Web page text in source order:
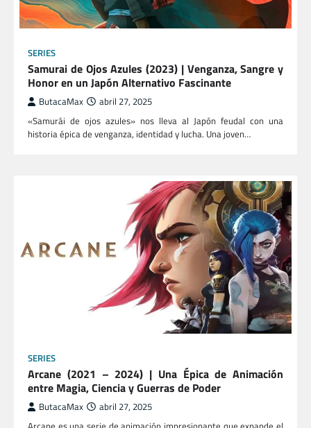
SERIES
Samurai de Ojos Azules (2023) | Venganza, Sangre y
Honor en un Japón Alternativo Fascinante
ButacaMax abril 27, 2025
«Samurái de ojos azules» nos lleva al Japón feudal con una
historia épica de venganza, identidad y lucha. Una joven…
SERIES
Arcane (2021 – 2024) | Una Épica de Animación
entre Magia, Ciencia y Guerras de Poder
ButacaMax abril 27, 2025